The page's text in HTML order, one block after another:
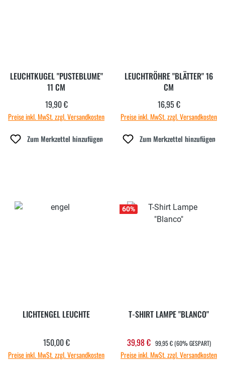
LEUCHTKUGEL "PUSTEBLUME"
11 CM
Regulärer Preis:
19,90 €
Preise inkl. MwSt. zzgl. Versandkosten
Zum Merkzettel hinzufügen
LEUCHTRÖHRE "BLÄTTER" 16
CM
Regulärer Preis:
16,95 €
Preise inkl. MwSt. zzgl. Versandkosten
Zum Merkzettel hinzufügen
LICHTENGEL LEUCHTE
Regulärer Preis:
150,00 €
Preise inkl. MwSt. zzgl. Versandkosten
60%
T-SHIRT LAMPE "BLANCO"
Verkaufspreis:
39,98 € REGULÄRER PREIS:
99,95 € (60% GESPART)
Preise inkl. MwSt. zzgl. Versandkosten